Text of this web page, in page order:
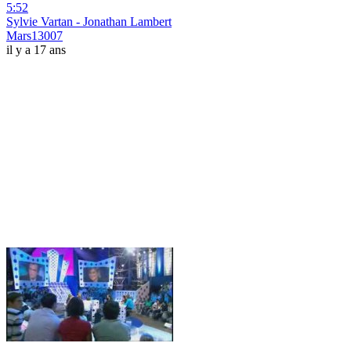
5:52
Sylvie Vartan - Jonathan Lambert
Mars13007
il y a 17 ans